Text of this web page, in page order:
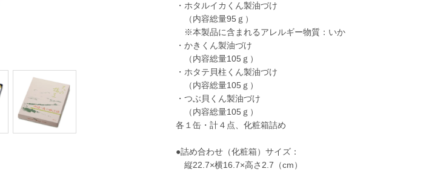
・ホタルイカくん製油づけ
（内容総量95ｇ）
※本製品に含まれるアレルギー物質：いか
・かきくん製油づけ
（内容総量105ｇ）
・ホタテ貝柱くん製油づけ
（内容総量105ｇ）
・つぶ貝くん製油づけ
（内容総量105ｇ）
各１缶・計４点、化粧箱詰め
●詰め合わせ（化粧箱）サイズ：
縦22.7×横16.7×高さ2.7（cm）